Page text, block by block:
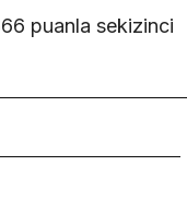
puanla sekizinci